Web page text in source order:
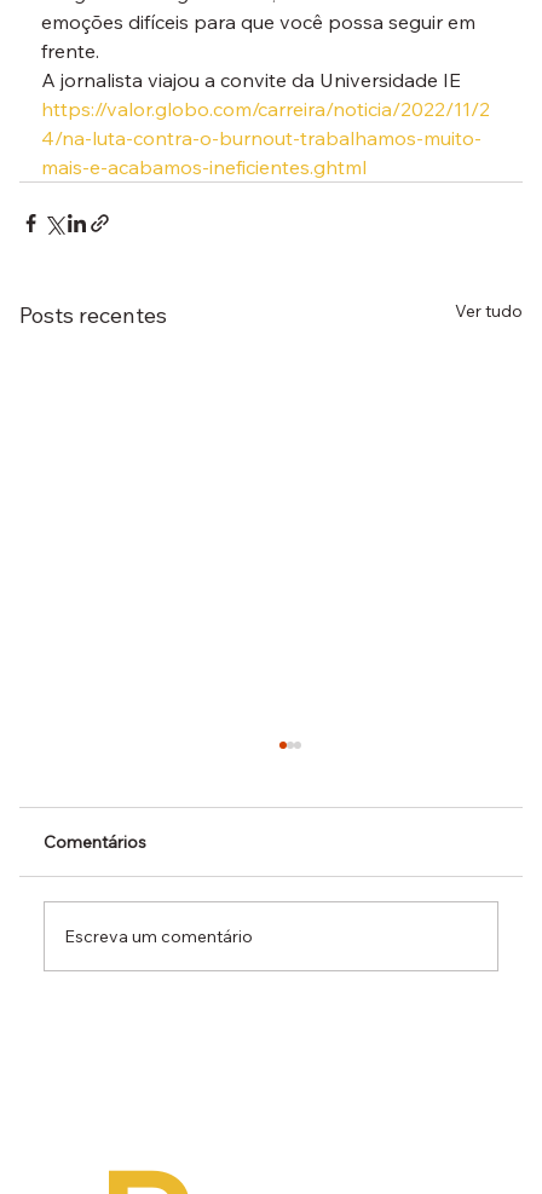
emoções difíceis para que você possa seguir em
frente.
A jornalista viajou a convite da Universidade IE
https://valor.globo.com/carreira/noticia/2022/11/2
4/na-luta-contra-o-burnout-trabalhamos-muito-
mais-e-acabamos-ineficientes.ghtml
Posts recentes Ver tudo
Comentários
Escreva um comentário